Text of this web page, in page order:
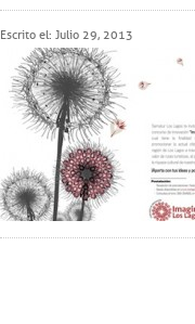
Escrito el: Julio 29, 2013